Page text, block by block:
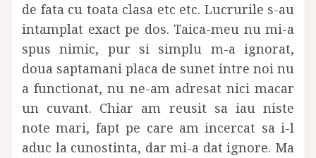
de fata cu toata clasa etc etc. Lucrurile s-au
intamplat exact pe dos. Taica-meu nu mi-a
spus nimic, pur si simplu m-a ignorat,
doua saptamani placa de sunet intre noi nu
a functionat, nu ne-am adresat nici macar
un cuvant. Chiar am reusit sa iau niste
note mari, fapt pe care am incercat sa i-l
aduc la cunostinta, dar mi-a dat ignore. Ma